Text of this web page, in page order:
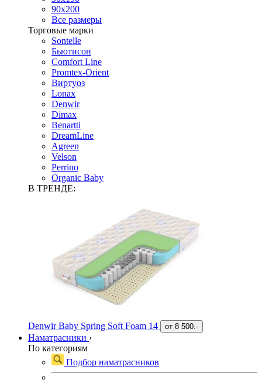
90х200
Все размеры
Торговые марки
Sontelle
Бьютисон
Comfort Line
Promtex-Orient
Виртуоз
Lonax
Denwir
Dimax
Benartti
DreamLine
Agreen
Velson
Perrino
Organic Baby
В ТРЕНДЕ:
Denwir Baby Spring Soft Foam 14 от 8 500.-
Наматрасники ›
По категориям
Подбор наматрасников